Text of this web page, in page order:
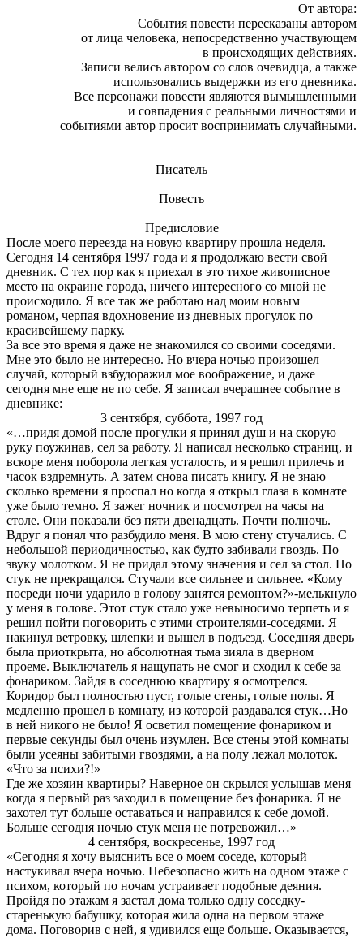
От автора:
События повести пересказаны автором
от лица человека, непосредственно участвующем
в происходящих действиях.
Записи велись автором со слов очевидца, а также
использовались выдержки из его дневника.
Все персонажи повести являются вымышленными
и совпадения с реальными личностями и
событиями автор просит воспринимать случайными.
Писатель
Повесть
Предисловие
После моего переезда на новую квартиру прошла неделя.
Сегодня 14 сентября 1997 года и я продолжаю вести свой
дневник. С тех пор как я приехал в это тихое живописное
место на окраине города, ничего интересного со мной не
происходило. Я все так же работаю над моим новым
романом, черпая вдохновение из дневных прогулок по
красивейшему парку.
За все это время я даже не знакомился со своими соседями.
Мне это было не интересно. Но вчера ночью произошел
случай, который взбудоражил мое воображение, и даже
сегодня мне еще не по себе. Я записал вчерашнее событие в
дневнике:
3 сентября, суббота, 1997 год
«…придя домой после прогулки я принял душ и на скорую
руку поужинав, сел за работу. Я написал несколько страниц, и
вскоре меня поборола легкая усталость, и я решил прилечь и
часок вздремнуть. А затем снова писать книгу. Я не знаю
сколько времени я проспал но когда я открыл глаза в комнате
уже было темно. Я зажег ночник и посмотрел на часы на
столе. Они показали без пяти двенадцать. Почти полночь.
Вдруг я понял что разбудило меня. В мою стену стучались. С
небольшой периодичностью, как будто забивали гвоздь. По
звуку молотком. Я не придал этому значения и сел за стол. Но
стук не прекращался. Стучали все сильнее и сильнее. «Кому
посреди ночи ударило в голову занятся ремонтом?»-мелькнуло
у меня в голове. Этот стук стало уже невыносимо терпеть и я
решил пойти поговорить с этими строителями-соседями. Я
накинул ветровку, шлепки и вышел в подъезд. Соседняя дверь
была приоткрыта, но абсолютная тьма зияла в дверном
проеме. Выключатель я нащупать не смог и сходил к себе за
фонариком. Зайдя в соседнюю квартиру я осмотрелся.
Коридор был полностью пуст, голые стены, голые полы. Я
медленно прошел в комнату, из которой раздавался стук…Но
в ней никого не было! Я осветил помещение фонариком и
первые секунды был очень изумлен. Все стены этой комнаты
были усеяны забитыми гвоздями, а на полу лежал молоток.
«Что за психи?!»
Где же хозяин квартиры? Наверное он скрылся услышав меня
когда я первый раз заходил в помещение без фонарика. Я не
захотел тут больше оставаться и направился к себе домой.
Больше сегодня ночью стук меня не потревожил…»
4 сентября, воскресенье, 1997 год
«Сегодня я хочу выяснить все о моем соседе, который
настукивал вчера ночью. Небезопасно жить на одном этаже с
психом, который по ночам устраивает подобные деяния.
Пройдя по этажам я застал дома только одну соседку-
старенькую бабушку, которая жила одна на первом этаже
дома. Поговорив с ней, я удивился еще больше. Оказывается,